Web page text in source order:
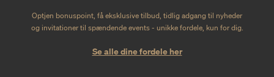
Optjen bonuspoint, få eksklusive tilbud, tidlig adgang til nyheder
og invitationer til spændende events - unikke fordele, kun for dig.
Se alle dine fordele her